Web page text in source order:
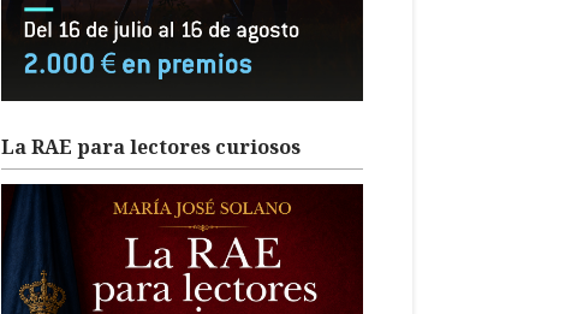
La RAE para lectores curiosos